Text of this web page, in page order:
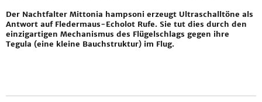
Der Nachtfalter Mittonia hampsoni erzeugt Ultraschalltöne als
Antwort auf Fledermaus-Echolot Rufe. Sie tut dies durch den
einzigartigen Mechanismus des Flügelschlags gegen ihre
Tegula (eine kleine Bauchstruktur) im Flug.